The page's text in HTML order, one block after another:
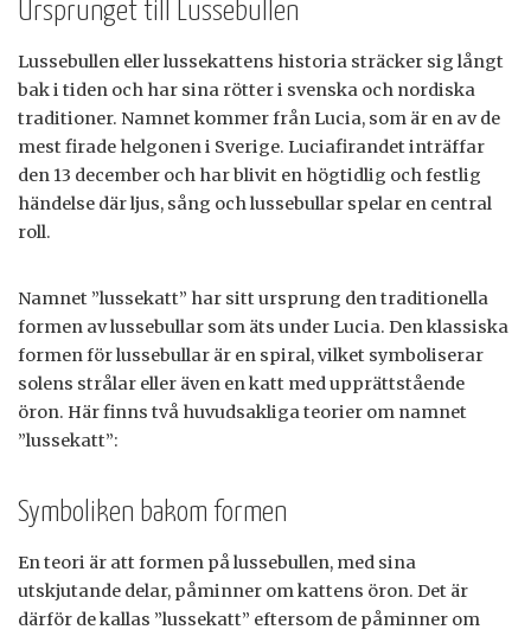
Ursprunget till Lussebullen
Lussebullen eller lussekattens historia sträcker sig långt
bak i tiden och har sina rötter i svenska och nordiska
traditioner. Namnet kommer från Lucia, som är en av de
mest firade helgonen i Sverige. Luciafirandet inträffar
den 13 december och har blivit en högtidlig och festlig
händelse där ljus, sång och lussebullar spelar en central
roll.
Namnet ”lussekatt” har sitt ursprung den traditionella
formen av lussebullar som äts under Lucia. Den klassiska
formen för lussebullar är en spiral, vilket symboliserar
solens strålar eller även en katt med upprättstående
öron. Här finns två huvudsakliga teorier om namnet
”lussekatt”:
Symboliken bakom formen
En teori är att formen på lussebullen, med sina
utskjutande delar, påminner om kattens öron. Det är
därför de kallas ”lussekatt” eftersom de påminner om